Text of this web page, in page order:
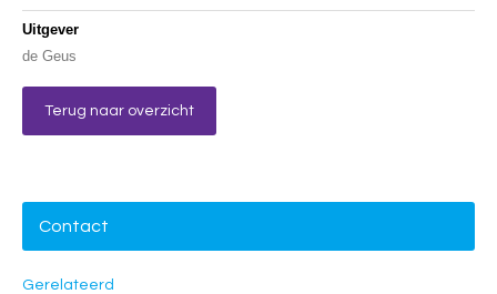
Uitgever
de Geus
Terug naar overzicht
Contact
Gerelateerd